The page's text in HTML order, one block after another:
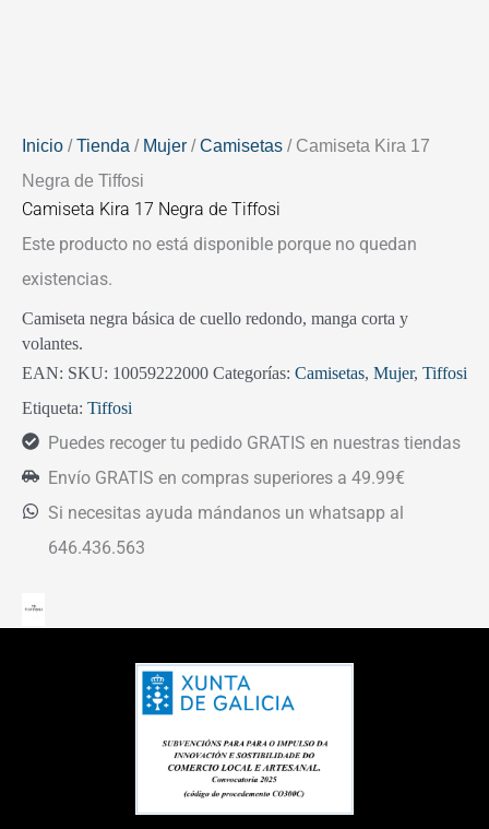
Inicio /Tienda / Mujer /Camisetas / Camiseta Kira 17
Negra de Tiffosi
Camiseta Kira 17 Negra de Tiffosi
Este producto no está disponible porque no quedan
existencias.
Camiseta negra básica de cuello redondo, manga corta y
volantes.
EAN: SKU: 10059222000 Categorías: Camisetas, Mujer, Tiffosi
Etiqueta: Tiffosi
Puedes recoger tu pedido GRATIS en nuestras tiendas
Envío GRATIS en compras superiores a 49.99€
Si necesitas ayuda mándanos un whatsapp al
646.436.563